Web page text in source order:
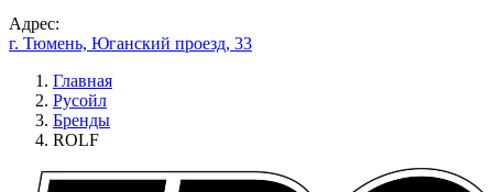
Адрес:
г. Тюмень, Юганский проезд, 33
Главная
Русойл
Бренды
ROLF